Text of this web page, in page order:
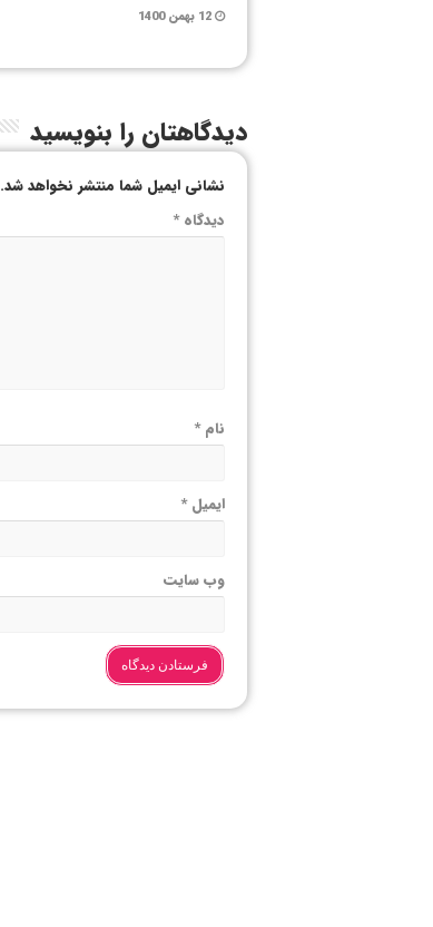
12 بهمن 1400
دیدگاهتان را بنویسید
نشانی ایمیل شما منتشر نخواهد شد.
دیدگاه*
نام*
ایمیل*
وب‌ سایت